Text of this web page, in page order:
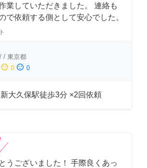
業していただきました。 連絡も
で依頼する側として安心でした。
/ / 東京都
sentiment_neutral 0 sentiment_dissatisfied 0
大久保駅徒歩3分 ×2回依頼
うございました！ 手際良くあっ